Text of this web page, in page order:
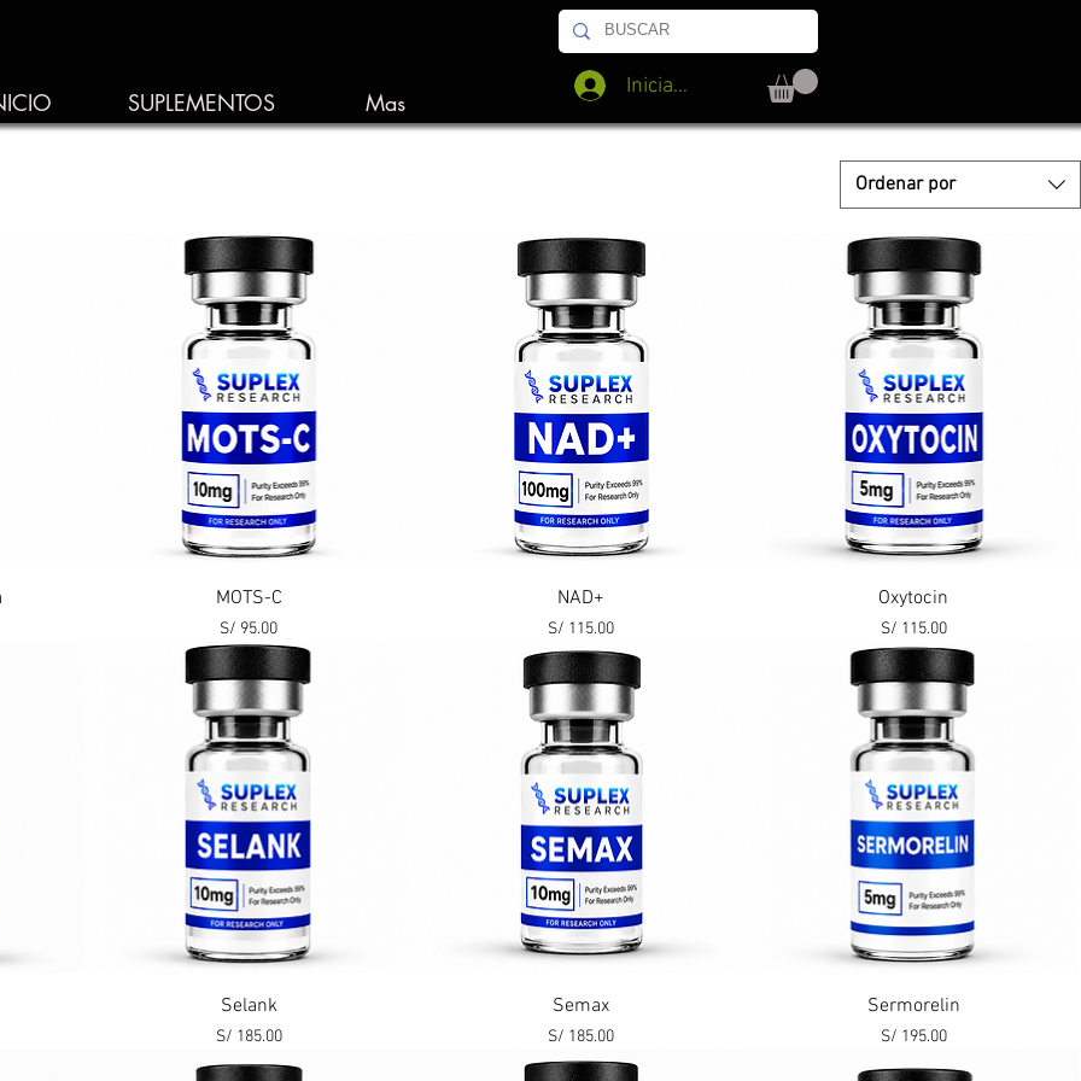
SUPLEMENTOS Mas
Iniciar sesión
Ordenar por
Vista rápida
MOTS-C
Precio
S/ 95.00
Vista rápida
NAD+
Precio
S/ 115.00
Vista rápida
Oxytocin
Precio
S/ 115.00
Vista rápida
Selank
Precio
S/ 185.00
Vista rápida
Semax
Precio
S/ 185.00
Vista rápida
Sermorelin
Precio
S/ 195.00